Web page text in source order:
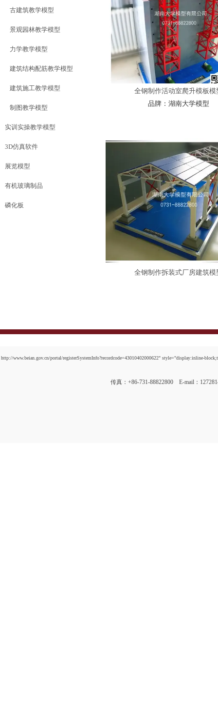
古建筑教学模型
景观园林教学模型
力学教学模型
建筑结构配筋教学模型
建筑施工教学模型
制图教学模型
实训实操教学模型
3D仿真软件
展览模型
有机玻璃制品
磷化板
全钢制作活动室爬升模板模
品牌： 湖南大学模型
全钢制作拆装式厂房建筑模
http://www.beian.gov.cn/portal/registerSystemInfo?recordcode=43010402000622" style="display:inline-
传真：+86-731-88822800 E-mail：